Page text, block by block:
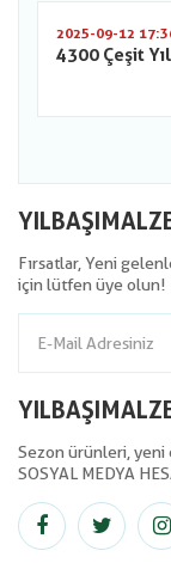
2025-09-12
4300 Çeşit
Fırsatlar, Yeni
için lütfen üye olun!
Sezon ürünleri, yeni
SOSYAL MEDYA